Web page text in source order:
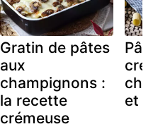
Gratin de pâtes
aux
champignons :
la recette
crémeuse
et